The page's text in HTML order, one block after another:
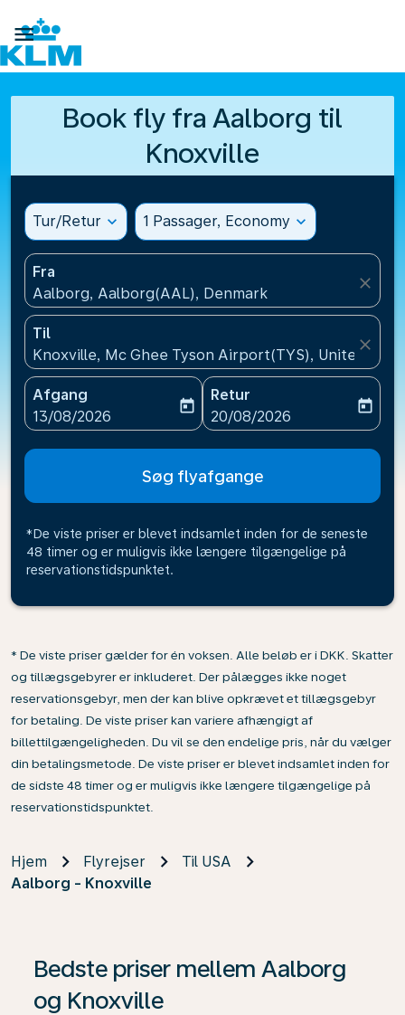

Book fly fra Aalborg til
Knoxville
Tur/Retur expand_more 1 Passager, Economy expand_more
Fra
Aalborg, Aalborg(AAL), Denmark
close
Til
Knoxville, Mc Ghee Tyson Airport(TYS), United
close
Afgang
fc-booking-departure-date-aria-label
13/08/2026
today
Retur
fc-booking-return-date-
20/08/2026
today
Søg flyafgange
*De viste priser er blevet indsamlet inden for de seneste
48 timer og er muligvis ikke længere tilgængelige på
reservationstidspunktet.
* De viste priser gælder for én voksen. Alle beløb er i DKK. Skatter
og tillægsgebyrer er inkluderet. Der pålægges ikke noget
reservationsgebyr, men der kan blive opkrævet et tillægsgebyr
for betaling. De viste priser kan variere afhængigt af
billettilgængeligheden. Du vil se den endelige pris, når du vælger
din betalingsmetode. De viste priser er blevet indsamlet inden for
de sidste 48 timer og er muligvis ikke længere tilgængelige på
reservationstidspunktet.
Hjem Flyrejser
Til USA
Aalborg - Knoxville
Bedste priser mellem Aalborg
og Knoxville
Hvis der ikke er nogen resultater, skal du klikke på